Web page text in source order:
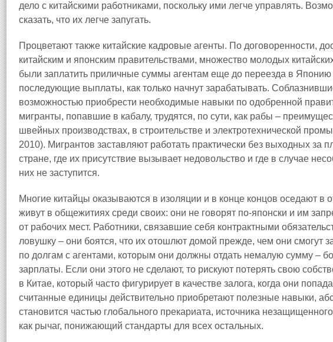
дело с китайскими работниками, поскольку ими легче управлять.
сказать, что их легче запугать.
Процветают также китайские кадровые агенты. По договоренности,
китайским и японским правительствами, множество молодых
были заплатить приличные суммы агентам еще до переезда в Японию
последующие выплаты, как только начнут зарабатывать.
возможностью приобрести необходимые навыки по одобренной
мигранты, попавшие в кабалу, трудятся, по сути, как рабы –
швейных производствах, в строительстве и электротехнической
2010). Мигрантов заставляют работать практически без выходных за
стране, где их присутствие вызывает недовольство и где в случае
них не заступится.
Многие китайцы оказываются в изоляции и в конце концов оседают в
живут в общежитиях среди своих: они не говорят по‑японски и им
от рабочих мест. Работники, связавшие себя контрактными
ловушку – они боятся, что их отошлют домой прежде, чем они смогут
по долгам с агентами, которым они должны отдать немалую сумму –
зарплаты. Если они этого не сделают, то рискуют потерять свою
в Китае, который часто фигурирует в качестве залога, когда они
считанные единицы действительно приобретают полезные навыки,
становится частью глобального прекариата, источника
как рычаг, понижающий стандарты для всех остальных.